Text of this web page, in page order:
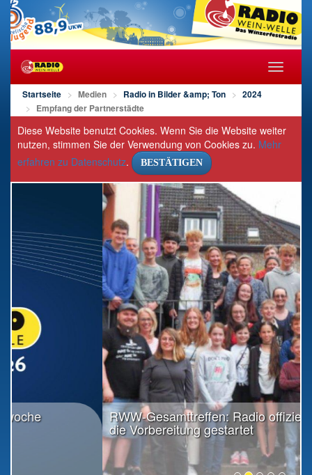
öffnen/
Startseite Medien Radio in Bilder &amp; Ton
2024
Empfang der Partnerstädte
Diese Website benutzt Cookies. Wenn Sie die Website weiter
nutzen, stimmen Sie der Verwendung von Cookies zu. Mehr
erfahren zu Datenschutz. BESTÄTIGEN
RWW-Gesamttreffen: Radio offiziell in
die Vorbereitung gestartet